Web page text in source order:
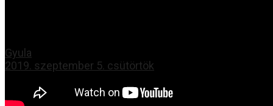
Gyula
2019. szeptember 5. csütörtök